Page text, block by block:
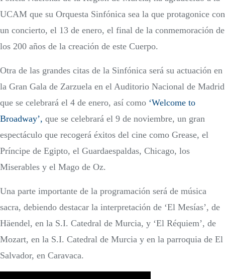
UCAM que su Orquesta Sinfónica sea la que protagonice con
un concierto, el 13 de enero, el final de la conmemoración de
los 200 años de la creación de este Cuerpo.
Otra de las grandes citas de la Sinfónica será su actuación en
la Gran Gala de Zarzuela en el Auditorio Nacional de Madrid
que se celebrará el 4 de enero, así como ‘Welcome to
Broadway’, que se celebrará el 9 de noviembre, un gran
espectáculo que recogerá éxitos del cine como Grease, el
Príncipe de Egipto, el Guardaespaldas, Chicago, los
Miserables y el Mago de Oz.
Una parte importante de la programación será de música
sacra, debiendo destacar la interpretación de ‘El Mesías’, de
Häendel, en la S.I. Catedral de Murcia, y ‘El Réquiem’, de
Mozart, en la S.I. Catedral de Murcia y en la parroquia de El
Salvador, en Caravaca.